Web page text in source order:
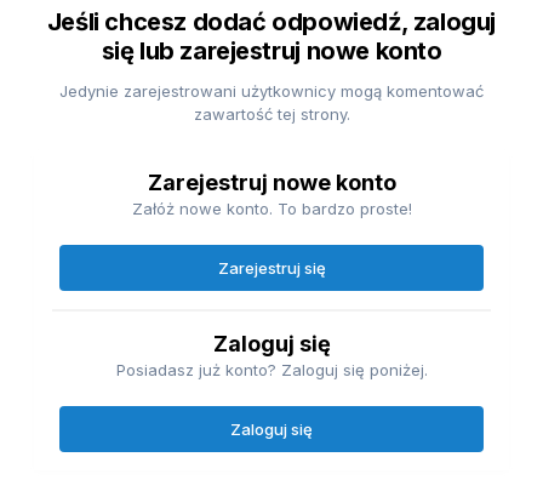
Jeśli chcesz dodać odpowiedź, zaloguj
się lub zarejestruj nowe konto
Jedynie zarejestrowani użytkownicy mogą komentować
zawartość tej strony.
Zarejestruj nowe konto
Załóż nowe konto. To bardzo proste!
Zarejestruj się
Zaloguj się
Posiadasz już konto? Zaloguj się poniżej.
Zaloguj się